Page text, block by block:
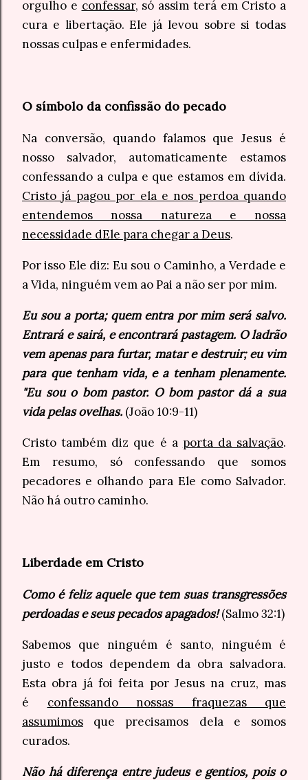
orgulho e confessar, só assim terá em Cristo a
cura e libertação. Ele já levou sobre si todas
nossas culpas e enfermidades.
O símbolo da confissão do pecado
Na conversão, quando falamos que Jesus é
nosso salvador, automaticamente estamos
confessando a culpa e que estamos em dívida.
Cristo já pagou por ela e nos perdoa quando
entendemos nossa natureza e nossa
necessidade dEle para chegar a Deus.
Por isso Ele diz: Eu sou o Caminho, a Verdade e
a Vida, ninguém vem ao Pai a não ser por mim.
Eu sou a porta; quem entra por mim será salvo.
Entrará e sairá, e encontrará pastagem. O ladrão
vem apenas para furtar, matar e destruir; eu vim
para que tenham vida, e a tenham plenamente.
"Eu sou o bom pastor. O bom pastor dá a sua
vida pelas ovelhas. (João 10:9-11)
Cristo também diz que é a porta da salvação.
Em resumo, só confessando que somos
pecadores e olhando para Ele como Salvador.
Não há outro caminho.
Liberdade em Cristo
Como é feliz aquele que tem suas transgressões
perdoadas e seus pecados apagados!(Salmo 32:1)
Sabemos que ninguém é santo, ninguém é
justo e todos dependem da obra salvadora.
Esta obra já foi feita por Jesus na cruz, mas
é confessando nossas fraquezas que
assumimos que precisamos dela e somos
curados.
Não há diferença entre judeus e gentios, pois o